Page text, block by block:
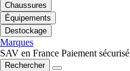
Chaussures
Équipements
Destockage
Marques
SAV en France Paiement sécurisé
Rechercher